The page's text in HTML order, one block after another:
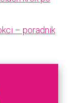
– poradnik